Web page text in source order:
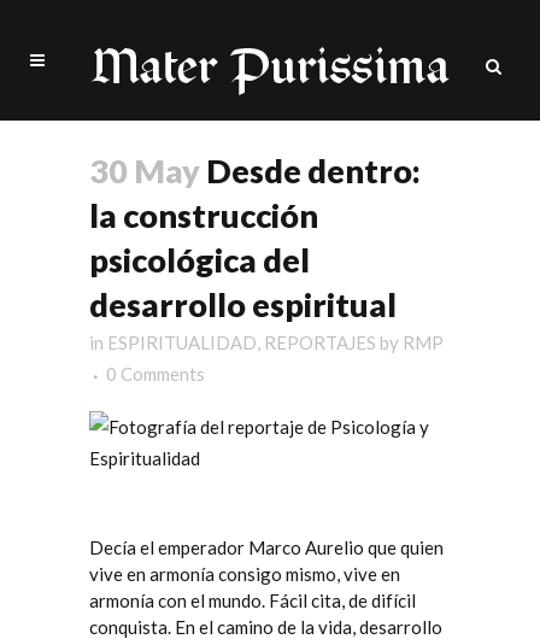
30 May Desde dentro:
la construcción
psicológica del
desarrollo espiritual
in ESPIRITUALIDAD, REPORTAJES by RMP
0 Comments
Decía el emperador Marco Aurelio que quien
vive en armonía consigo mismo, vive en
armonía con el mundo. Fácil cita, de difícil
conquista. En el camino de la vida, desarrollo